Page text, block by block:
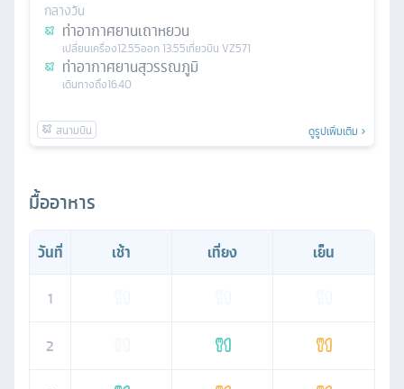
กลางวัน
ท่าอากาศยานเถาหยวน
เปลี่ยนเครื่อง12.55ออก13.55เที่ยวบิน VZ571
ท่าอากาศยานสุวรรณภูมิ
เดินทางถึง16.40
ดูรูปเพิ่มเติม
มื้ออาหาร
วันที่ เช้า เที่ยง
เย็น
1
2